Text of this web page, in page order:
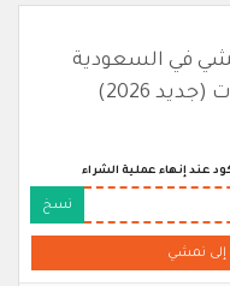
في السعودية
2026)
عند إنهاء عملية الشراء
نسخ
إلى نمشي